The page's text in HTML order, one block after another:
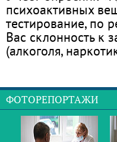
психоактивных
тестирование, по
Вас склонность к
(алкоголя,
ФОТОРЕПОРТАЖИ